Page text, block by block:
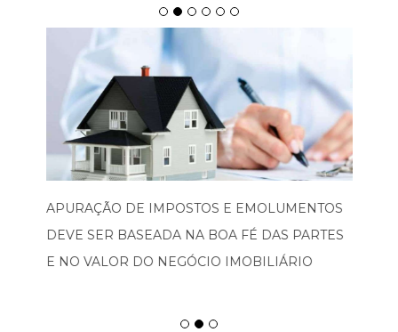
APURAÇÃO DE IMPOSTOS E EMOLUMENTOS
DEVE SER BASEADA NA BOA FÉ DAS PARTES
E NO VALOR DO NEGÓCIO IMOBILIÁRIO